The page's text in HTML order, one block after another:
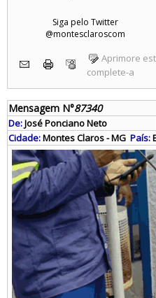
Siga pelo Twitter
@montesclaroscom
Aprimore
complete-a
Mensagem N°87340
De:José Ponciano Neto
Cidade:Montes Claros - MG País: